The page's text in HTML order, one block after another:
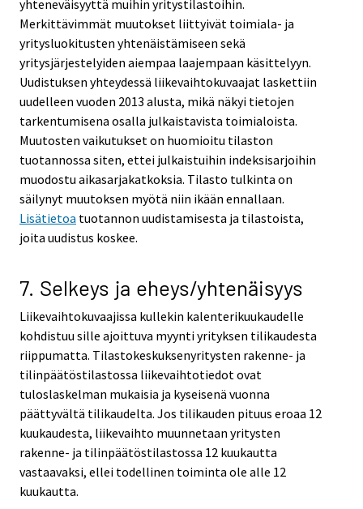
yhteneväisyyttä muihin yritystilastoihin.
Merkittävimmät muutokset liittyivät toimiala- ja
yritysluokitusten yhtenäistämiseen sekä
yritysjärjestelyiden aiempaa laajempaan käsittelyyn.
Uudistuksen yhteydessä liikevaihtokuvaajat laskettiin
uudelleen vuoden 2013 alusta, mikä näkyi tietojen
tarkentumisena osalla julkaistavista toimialoista.
Muutosten vaikutukset on huomioitu tilaston
tuotannossa siten, ettei julkaistuihin indeksisarjoihin
muodostu aikasarjakatkoksia. Tilasto tulkinta on
säilynyt muutoksen myötä niin ikään ennallaan.
Lisätietoa tuotannon uudistamisesta ja tilastoista,
joita uudistus koskee.
7. Selkeys ja eheys/yhtenäisyys
Liikevaihtokuvaajissa kullekin kalenterikuukaudelle
kohdistuu sille ajoittuva myynti yrityksen tilikaudesta
riippumatta. Tilastokeskuksenyritysten rakenne- ja
tilinpäätöstilastossa liikevaihtotiedot ovat
tuloslaskelman mukaisia ja kyseisenä vuonna
päättyvältä tilikaudelta. Jos tilikauden pituus eroaa 12
kuukaudesta, liikevaihto muunnetaan yritysten
rakenne- ja tilinpäätöstilastossa 12 kuukautta
vastaavaksi, ellei todellinen toiminta ole alle 12
kuukautta.